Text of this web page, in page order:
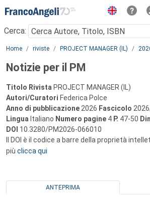
Menu
Cerca:
Main content
Home riviste PROJECT MANAGER (IL)
Notizie per il PM
Titolo Rivista PROJECT MANAGER (IL)
Autori/Curatori Federica Polce
Anno di pubblicazione 2026 Fascicolo
Lingua Italiano Numero pagine 4 P. 47-50
DOI 10.3280/PM2026-066010
Il DOI è il codice a barre della proprietà
più clicca qui
ANTEPRIMA